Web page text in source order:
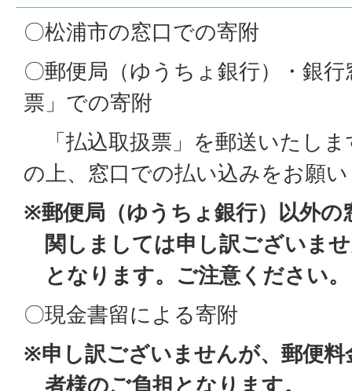
〇松浦市の窓口での寄附
〇郵便局（ゆうちょ銀行）・銀
票」での寄附
「払込取扱票」を郵送いたし
の上、窓口での払い込みをお願
※郵便局（ゆうちょ銀行）以外の
関しましては申し訳ございま
となります。ご注意ください。
〇現金書留による寄附
※申し訳ございませんが、郵便
者様のご負担となります。